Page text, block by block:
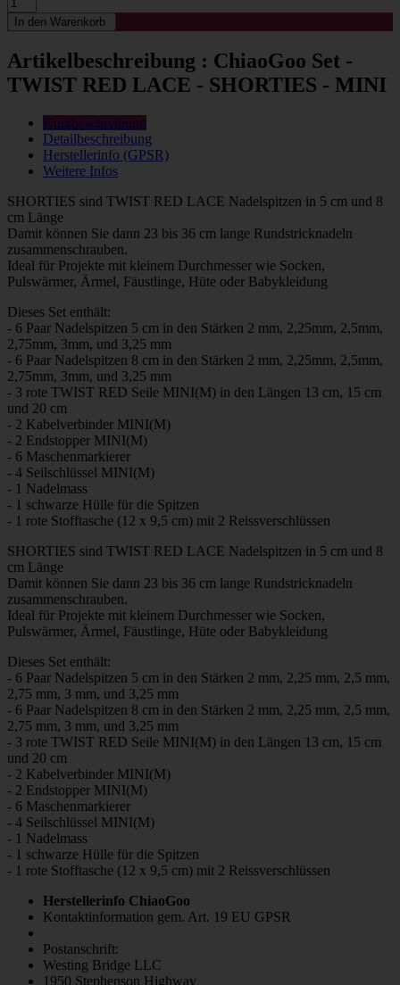
Artikelbeschreibung : ChiaoGoo Set -
TWIST RED LACE - SHORTIES - MINI
Kurzbeschreibung
Detailbeschreibung
Herstellerinfo (GPSR)
Weitere Infos
SHORTIES sind TWIST RED LACE Nadelspitzen in 5 cm und 8
cm Länge
Damit können Sie dann 23 bis 36 cm lange Rundstricknadeln
zusammenschrauben.
Ideal für Projekte mit kleinem Durchmesser wie Socken,
Pulswärmer, Ärmel, Fäustlinge, Hüte oder Babykleidung
Dieses Set enthält:
- 6 Paar Nadelspitzen 5 cm in den Stärken 2 mm, 2,25mm, 2,5mm,
2,75mm, 3mm, und 3,25 mm
- 6 Paar Nadelspitzen 8 cm in den Stärken 2 mm, 2,25mm, 2,5mm,
2,75mm, 3mm, und 3,25 mm
- 3 rote TWIST RED Seile MINI(M) in den Längen 13 cm, 15 cm
und 20 cm
- 2 Kabelverbinder MINI(M)
- 2 Endstopper MINI(M)
- 6 Maschenmarkierer
- 4 Seilschlüssel MINI(M)
- 1 Nadelmass
- 1 schwarze Hülle für die Spitzen
- 1 rote Stofftasche (12 x 9,5 cm) mit 2 Reissverschlüssen
SHORTIES sind TWIST RED LACE Nadelspitzen in 5 cm und 8
cm Länge
Damit können Sie dann 23 bis 36 cm lange Rundstricknadeln
zusammenschrauben.
Ideal für Projekte mit kleinem Durchmesser wie Socken,
Pulswärmer, Ärmel, Fäustlinge, Hüte oder Babykleidung
Dieses Set enthält:
- 6 Paar Nadelspitzen 5 cm in den Stärken 2 mm, 2,25 mm, 2,5 mm,
2,75 mm, 3 mm, und 3,25 mm
- 6 Paar Nadelspitzen 8 cm in den Stärken 2 mm, 2,25 mm, 2,5 mm,
2,75 mm, 3 mm, und 3,25 mm
- 3 rote TWIST RED Seile MINI(M) in den Längen 13 cm, 15 cm
und 20 cm
- 2 Kabelverbinder MINI(M)
- 2 Endstopper MINI(M)
- 6 Maschenmarkierer
- 4 Seilschlüssel MINI(M)
- 1 Nadelmass
- 1 schwarze Hülle für die Spitzen
- 1 rote Stofftasche (12 x 9,5 cm) mit 2 Reissverschlüssen
Herstellerinfo ChiaoGoo
Kontaktinformation gem. Art. 19 EU GPSR
Postanschrift:
Westing Bridge LLC
1950 Stephenson Highway